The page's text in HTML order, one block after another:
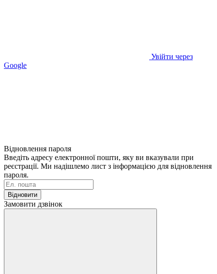
Увійти через
Google
Відновлення пароля
Введіть адресу електронної пошти, яку ви вказували при
реєстрації. Ми надішлемо лист з інформацією для відновлення
пароля.
Відновити
Замовити дзвінок